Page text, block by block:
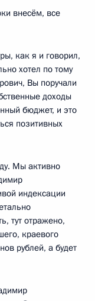
внесём, все
как я и говорил,
хотел по тому
Вы поручали
доходы
бюджет, и это
позитивных
Мы активно
индексации
тут отражено,
краевого
рублей, а будет